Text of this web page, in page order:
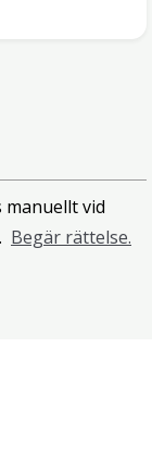
vid
Begär rättelse.